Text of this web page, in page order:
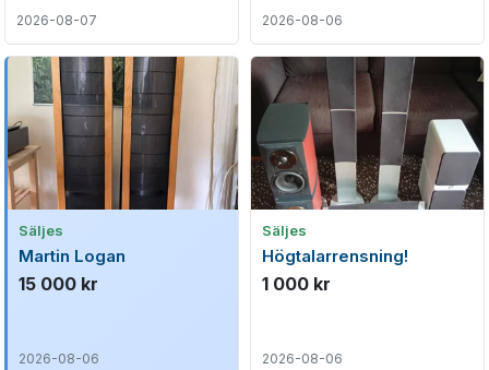
2026-08-07 2026-08-06
Säljes
Martin Logan
15 000 kr
2026-08-06
Säljes
Högtalarrensning!
1 000 kr
2026-08-06